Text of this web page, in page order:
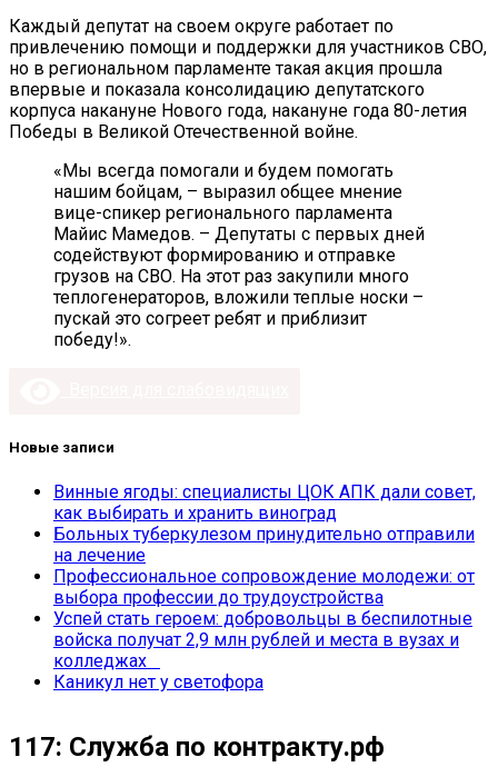
Каждый депутат на своем округе работает по
привлечению помощи и поддержки для участников СВО,
но в региональном парламенте такая акция прошла
впервые и показала консолидацию депутатского
корпуса накануне Нового года, накануне года 80-летия
Победы в Великой Отечественной войне.
«Мы всегда помогали и будем помогать
нашим бойцам, – выразил общее мнение
вице-спикер регионального парламента
Майис Мамедов. – Депутаты с первых дней
содействуют формированию и отправке
грузов на СВО. На этот раз закупили много
теплогенераторов, вложили теплые носки –
пускай это согреет ребят и приблизит
победу!».
Новые записи
Винные ягоды: специалисты ЦОК АПК дали совет,
как выбирать и хранить виноград
Больных туберкулезом принудительно отправили
на лечение
Профессиональное сопровождение молодежи: от
выбора профессии до трудоустройства
Успей стать героем: добровольцы в беспилотные
войска получат 2,9 млн рублей и места в вузах и
колледжах
Каникул нет у светофора
117: Служба по контракту.рф